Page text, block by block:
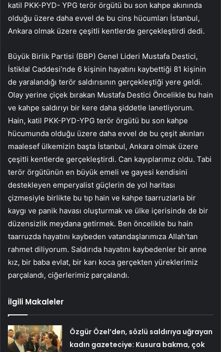
katil PKK-PYD- YPG terör örgütü bu son kahpe akınında
olduğu üzere daha evvel de bu cins hücumları İstanbul,
Ankara olmak üzere çeşitli kentlerde gerçekleştirdi dedi.
Büyük Birlik Partisi (BBP) Genel Lideri Mustafa Destici,
İstiklal Caddesi’nde 6 kişinin hayatını kaybettiği 81 kişinin
de yaralandığı terör saldırısının gerçekleştiği yere geldi.
Olay yerine çiçek bırakan Mustafa Destici Öncelikle bu hain
ve kahpe saldırıyı bir kere daha şiddetle lanetliyorum.
Hain, katil PKK-PYD-YPG terör örgütü bu son kahpe
hücumunda olduğu üzere daha evvel de bu çeşit akınları
maalesef ülkemizin başta İstanbul, Ankara olmak üzere
çeşitli kentlerde gerçekleştirdi. Can kayıplarımız oldu. Tabi
terör örgütünün en büyük emeli ve gayesi kendisini
destekleyen emperyalist güçlerin de yol haritası
çizmesiyle birlikte bu tıp hain ve kahpe taarruzlarla bir
kaygı ve panik havası oluşturmak ve ülke içerisinde de bir
düzensizlik meydana getirmek. Ben öncelikle bu hain
taarruzda hayatını kaybeden vatandaşlarımıza Allah’tan
rahmet diliyorum. Saldırıda hayatını kaybedenler bir anne
kız, bir baba evlat, bir karı koca gerçekten yüreklerimiz
parçalandı, ciğerlerimiz parçalandı.
İlgili Makaleler
Özgür Özel’den, sözlü saldırıya uğrayan
kadın gazeteciye: Kusura bakma, çok